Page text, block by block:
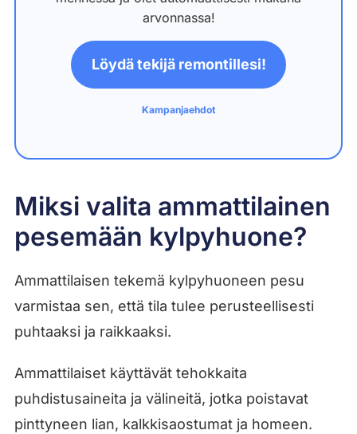
arvonnassa!
Löydä tekijä remontillesi!
Kampanjaehdot
Miksi valita ammattilainen
pesemään kylpyhuone?
Ammattilaisen tekemä kylpyhuoneen pesu
varmistaa sen, että tila tulee perusteellisesti
puhtaaksi ja raikkaaksi.
Ammattilaiset käyttävät tehokkaita
puhdistusaineita ja välineitä, jotka poistavat
pinttyneen lian, kalkkisaostumat ja homeen.